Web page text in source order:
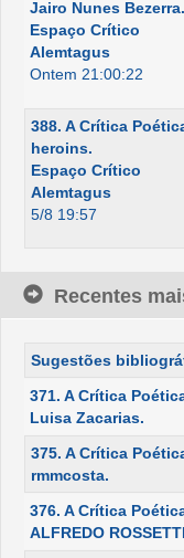
Jairo Nunes Bezerra.
Espaço Crítico
Alemtagus
Ontem 21:00:22
388. A Crítica
heroins.
Espaço Crítico
Alemtagus
5/8 19:57
Recentes
Sugestões
371. A Crítica
Luisa Zacarias.
375. A Crítica
rmmcosta.
376. A Crítica
ALFREDO